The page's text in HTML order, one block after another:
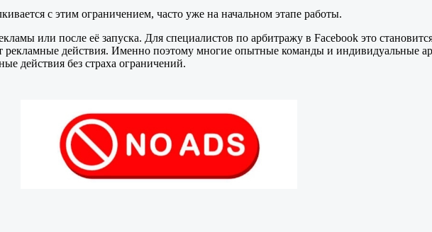
с этим ограничением, часто уже на начальном этапе работы.
или после её запуска. Для специалистов по арбитражу в Facebook это
действия. Именно поэтому многие опытные команды и индивидуальные
действия без страха ограничений.